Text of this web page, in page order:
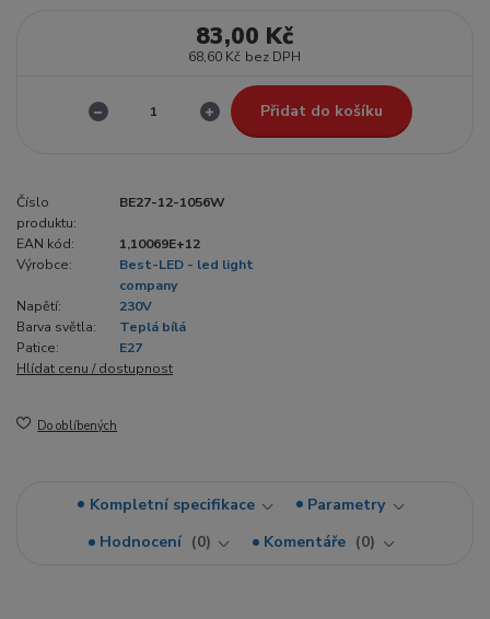
83,00 Kč
68,60 Kč bez DPH
Přidat do košíku
Číslo
produktu:
BE27-12-1056W
EAN kód:
1,10069E+12
Výrobce:
Best-LED - led light
company
Napětí:
230V
Barva světla:
Teplá bílá
Patice:
E27
Hlídat cenu / dostupnost
Do oblíbených
Kompletní specifikace
Parametry
Hodnocení
0 Komentáře 0